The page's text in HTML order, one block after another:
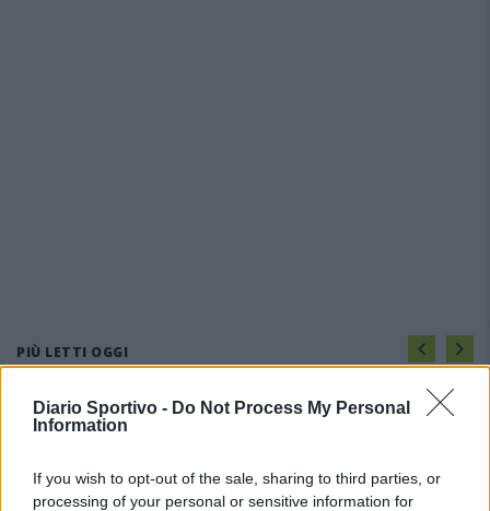
Diario Sportivo - Do Not Process My Personal
Information
If you wish to opt-out of the sale, sharing to third parties, or
processing of your personal or sensitive information for
PIÙ LETTI OGGI
L'Ossese si prepara all'esordio in D: Forzati,
7 Ago 2026